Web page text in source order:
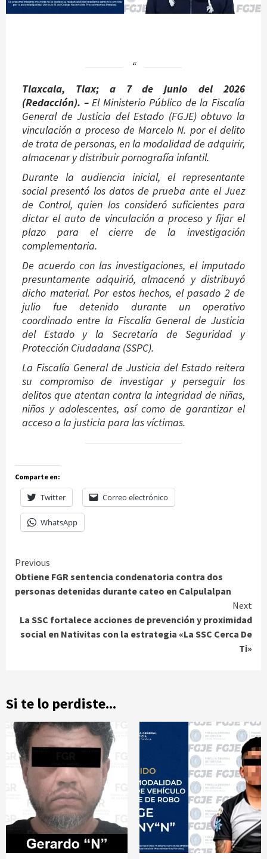
Tlaxcala, Tlax;a 7 de junio del 2026
(Redacción). –El Ministerio Público de la Fiscalía
General de Justicia del Estado (FGJE) obtuvo la
vinculación a proceso de Marcelo N. por el delito
de trata de personas, en la modalidad de adquirir,
almacenar y distribuir pornografía infantil.
Durante la audiencia inicial, el representante
social presentó los datos de prueba ante el Juez
de Control, quien los consideró suficientes para
dictar el auto de vinculación a proceso y fijar el
plazo para el cierre de la investigación
complementaria.
De acuerdo con las investigaciones, el imputado
presuntamente adquirió, almacenó y distribuyó
dicho material. Por estos hechos, el pasado 2 de
julio fue detenido durante un operativo
coordinado entre la Fiscalía General de Justicia
del Estado y la Secretaría de Seguridad y
Protección Ciudadana (SSPC).
La Fiscalía General de Justicia del Estado reitera
su compromiso de investigar y perseguir los
delitos que atentan contra la integridad de niñas,
niños y adolescentes, así como de garantizar el
acceso a la justicia para las víctimas.
Comparte en:
Twitter Correo electrónico
WhatsApp
Continue
Reading
Previous
Obtiene FGR sentencia condenatoria contra dos
personas detenidas durante cateo en Calpulalpan
Next
La SSC fortalece acciones de prevención y proximidad
social en Nativitas con la estrategia «La SSC Cerca De
Ti»
Si te lo perdiste...